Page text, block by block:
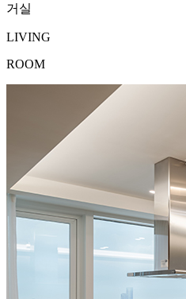
거실
LIVING
ROOM